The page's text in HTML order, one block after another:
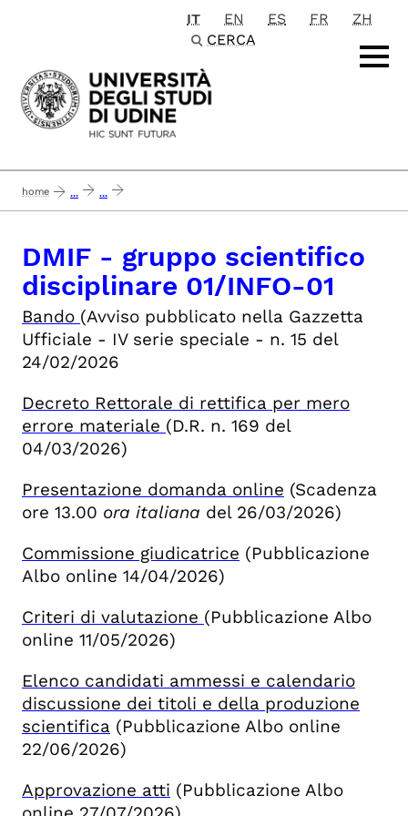
Passa al contenuto principale
IT EN ES FR
ZH
CERCA
home ... ...
DMIF - gruppo scientifico
disciplinare 01/INFO-01
Bando (Avviso pubblicato nella Gazzetta
Ufficiale - IV serie speciale - n. 15 del
24/02/2026
Decreto Rettorale di rettifica per mero
errore materiale (D.R. n. 169 del
04/03/2026)
Presentazione domanda online (Scadenza
ore 13.00 ora italiana del 26/03/2026)
Commissione giudicatrice (Pubblicazione
Albo online 14/04/2026)
Criteri di valutazione (Pubblicazione Albo
online 11/05/2026)
Elenco candidati ammessi e calendario
discussione dei titoli e della produzione
scientifica (Pubblicazione Albo online
22/06/2026)
Approvazione atti (Pubblicazione Albo